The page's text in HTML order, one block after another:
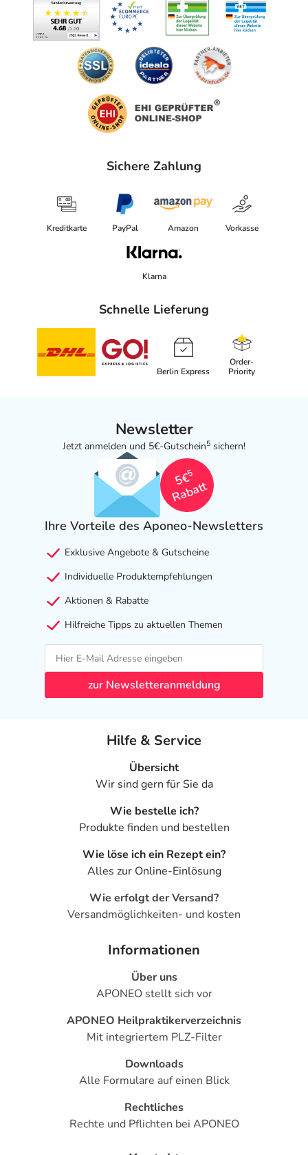
Sichere Zahlung
Kreditkarte PayPal Amazon Vorkasse
Klarna
Schnelle Lieferung
Berlin Express
Order-
Priority
Newsletter
Jetzt anmelden und 5€-Gutschein5 sichern!
5€
5
Rabatt
Ihre Vorteile des Aponeo-Newsletters
Exklusive Angebote & Gutscheine
Individuelle Produktempfehlungen
Aktionen & Rabatte
Hilfreiche Tipps zu aktuellen Themen
zur Newsletteranmeldung
Hilfe & Service
Übersicht
Wir sind gern für Sie da
Wie bestelle ich?
Produkte finden und bestellen
Wie löse ich ein Rezept ein?
Alles zur Online-Einlösung
Wie erfolgt der Versand?
Versandmöglichkeiten- und kosten
Informationen
Über uns
APONEO stellt sich vor
APONEO Heilpraktikerverzeichnis
Mit integriertem PLZ-Filter
Downloads
Alle Formulare auf einen Blick
Rechtliches
Rechte und Pflichten bei APONEO